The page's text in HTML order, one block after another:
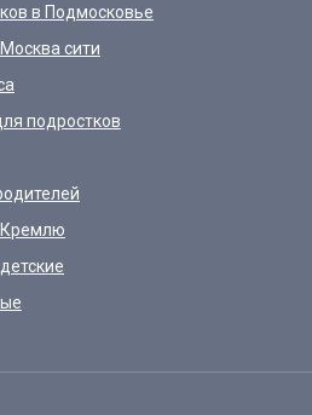
в Подмосковье
сити
подростков